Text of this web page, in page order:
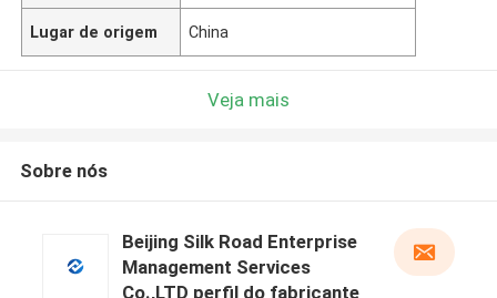
Lugar de origem China
Veja mais
Sobre nós
Beijing Silk Road Enterprise
Management Services
Co.,LTD perfil do fabricante